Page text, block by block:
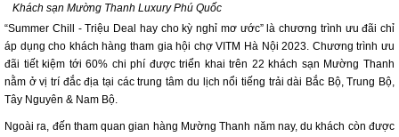
Khách sạn Mường Thanh Luxury Phú Quốc
“Summer Chill - Triệu Deal hay cho kỳ nghỉ mơ ước” là chương trình ưu đãi chỉ
áp dụng cho khách hàng tham gia hội chợ VITM Hà Nội 2023. Chương trình ưu
đãi tiết kiệm tới 60% chi phí được triển khai trên 22 khách sạn Mường Thanh
nằm ở vị trí đắc địa tại các trung tâm du lịch nổi tiếng trải dài Bắc Bộ, Trung Bộ,
Tây Nguyên & Nam Bộ.
Ngoài ra, đến tham quan gian hàng Mường Thanh năm nay, du khách còn được